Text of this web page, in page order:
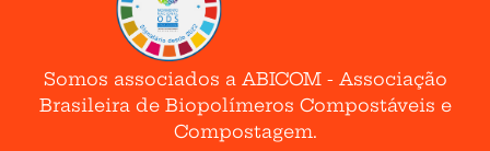
Somos associados a ABICOM - Associação
Brasileira de Biopolímeros Compostáveis e
Compostagem.